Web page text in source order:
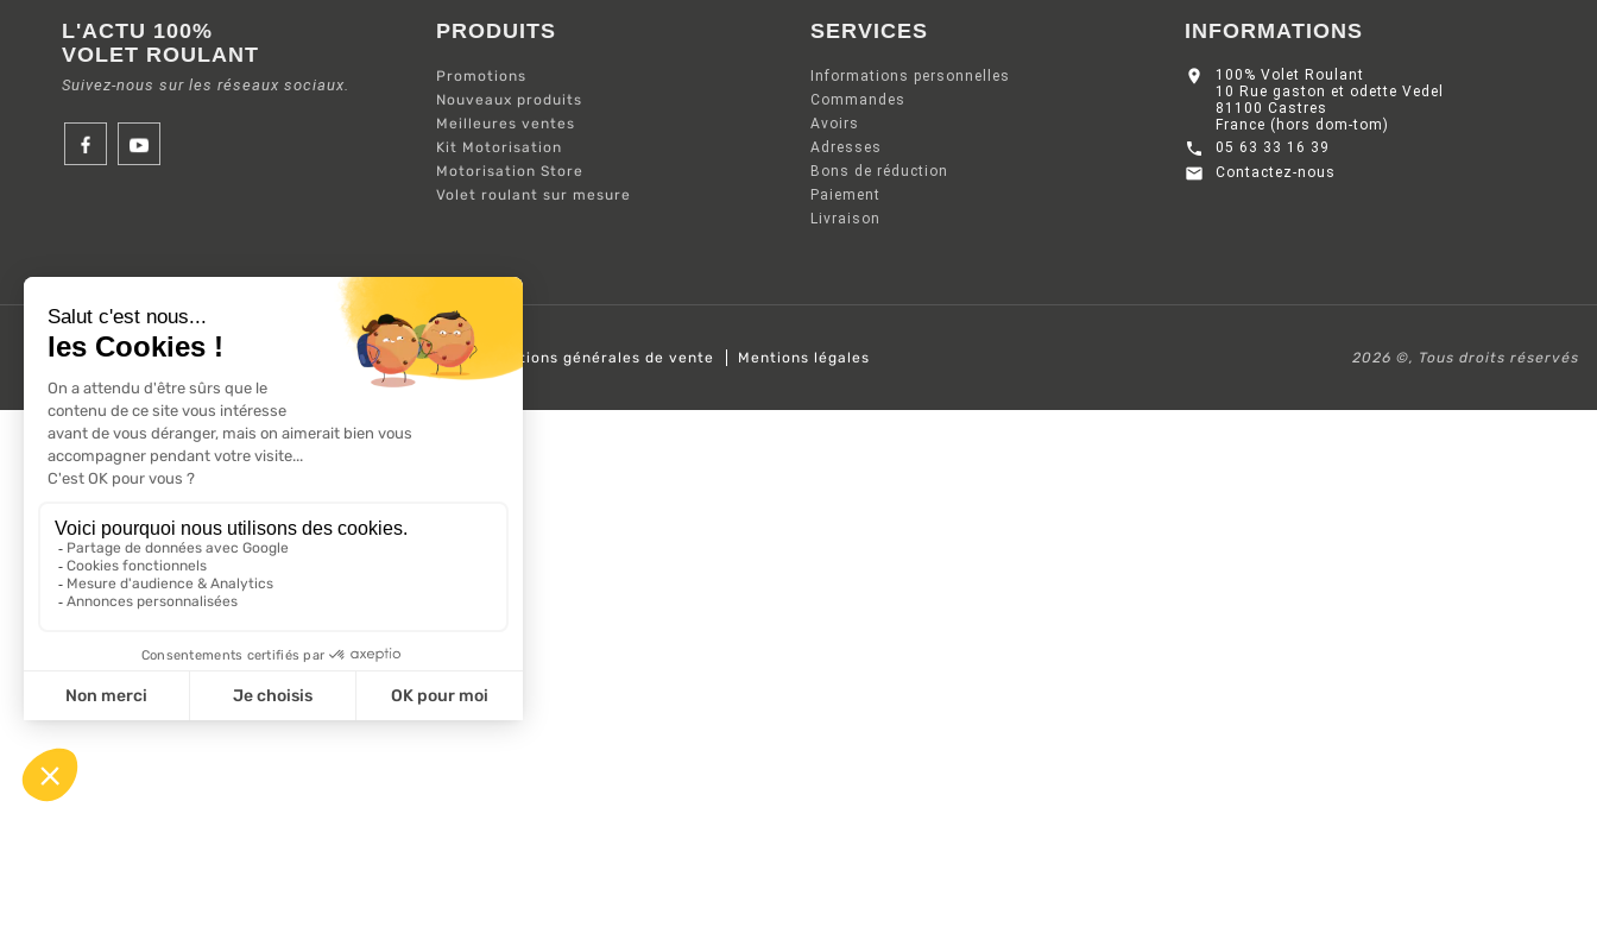
L'ACTU 100%
VOLET ROULANT
Suivez-nous sur les réseaux sociaux.
PRODUITS
Promotions
Nouveaux produits
Meilleures ventes
Kit Motorisation
Motorisation Store
Volet roulant sur mesure
SERVICES
Informations personnelles
Commandes
Avoirs
Adresses
Bons de réduction
Paiement
Livraison
INFORMATIONS

100% Volet Roulant
10 Rue gaston et odette Vedel
81100 Castres
France (hors dom-tom)
 05 63 33 16 39
 Contactez-nous
A propos de 100% volets roulant Avis clients Conditions générales de vente Mentions légales 2026 ©, Tous droits réservés